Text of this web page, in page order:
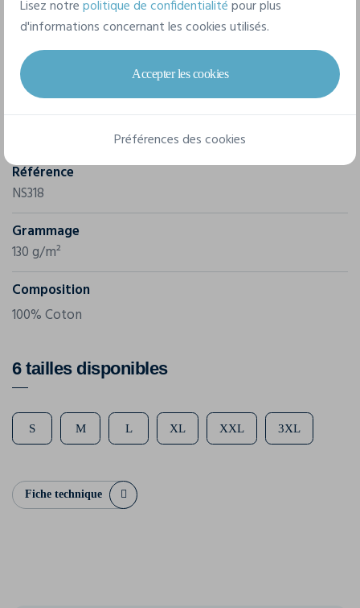
Caractéristiques
Marque
Référence
NS318
Grammage
130 g/m²
Composition
100% Coton
6 tailles disponibles
S M L XL XXL 3XL
Fiche technique
Lisez notrepolitique de confidentialitépour plus
d'informations concernant les cookies utilisés.
Accepter les cookies
Préférences des cookies